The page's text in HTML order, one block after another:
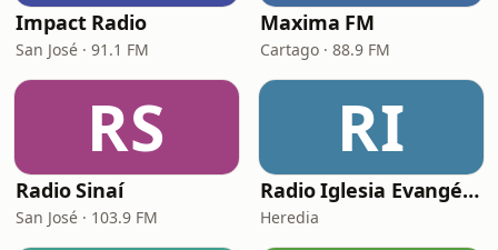
Impact Radio
San José · 91.1 FM
Maxima FM
Cartago · 88.9 FM
RS
Radio Sinaí
San José · 103.9 FM
RI
Radio Iglesia Evangélica Dios Te Ama
Heredia